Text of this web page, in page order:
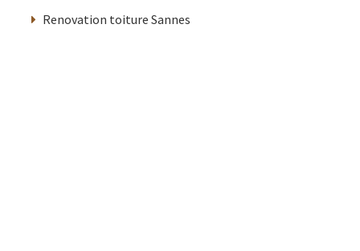
Renovation toiture Sannes